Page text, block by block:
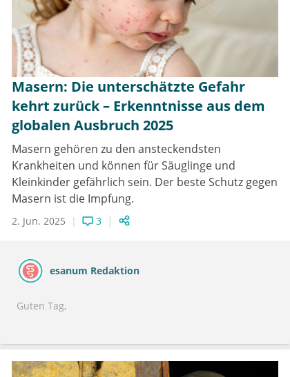
Masern: Die unterschätzte Gefahr
kehrt zurück – Erkenntnisse aus dem
globalen Ausbruch 2025
Masern gehören zu den ansteckendsten
Krankheiten und können für Säuglinge und
Kleinkinder gefährlich sein. Der beste Schutz gegen
Masern ist die Impfung.
2. Jun. 2025 3
esanum Redaktion
Guten Tag,
von uns angekündigte Artikel zur Immunität bei
Personen, die zwischen 1960-1970 gegen Masern